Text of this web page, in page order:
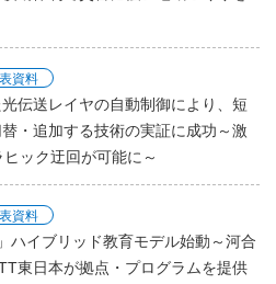
資料
伝送レイヤの自動制御により、短
・追加する技術の実証に成功～激
ック迂回が可能に～
資料
ハイブリッド教育モデル始動～河合
東日本が拠点・プログラムを提供